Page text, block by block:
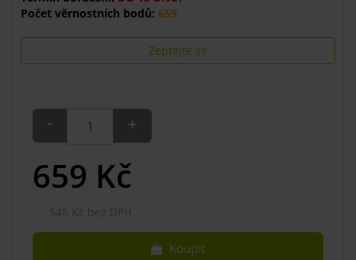
Počet věrnostních bodů: 659
Zeptejte se
- +
659 Kč
Koupit